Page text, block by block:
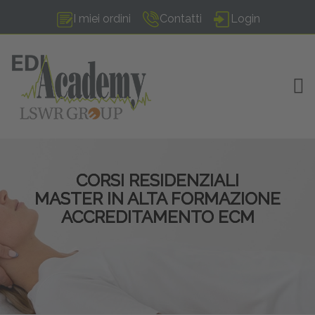
I miei ordini Contatti Login
CORSI RESIDENZIALI
MASTER IN ALTA FORMAZIONE
ACCREDITAMENTO ECM